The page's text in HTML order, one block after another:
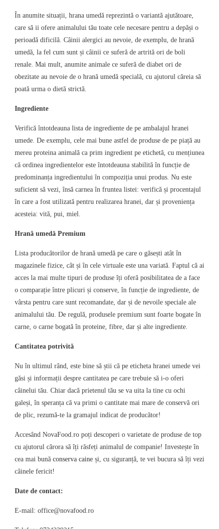
În anumite situații, hrana umedă reprezintă o variantă ajutătoare,
care să ii ofere animalului tău toate cele necesare pentru a depăși o
perioadă dificilă. Câinii alergici au nevoie, de exemplu, de hrană
umedă, la fel cum sunt și câinii ce suferă de artrită ori de boli
renale. Mai mult, anumite animale ce suferă de diabet ori de
obezitate au nevoie de o hrană umedă specială, cu ajutorul căreia să
poată urma o dietă strictă.
Ingrediente
Verifică întotdeauna lista de ingrediente de pe ambalajul hranei
umede. De exemplu, cele mai bune astfel de produse de pe piață au
mereu proteina animală ca prim ingredient pe etichetă, cu mențiunea
că ordinea ingredientelor este întotdeauna stabilită în funcție de
predominanța ingredientului în compoziția unui produs. Nu este
suficient să vezi, însă carnea în fruntea listei: verifică și procentajul
în care a fost utilizată pentru realizarea hranei, dar și proveniența
acesteia: vită, pui, miel.
Hrană umedă Premium
Lista producătorilor de hrană umedă pe care o găsești atât în
magazinele fizice, cât și în cele virtuale este una variată. Faptul că ai
acces la mai multe tipuri de produse îți oferă posibilitatea de a face
o comparație între plicuri și conserve, în funcție de ingrediente, de
vârsta pentru care sunt recomandate, dar și de nevoile speciale ale
animalului tău. De regulă, produsele premium sunt foarte bogate în
carne, o carne bogată în proteine, fibre, dar și alte ingrediente.
Cantitatea potrivită
Nu în ultimul rând, este bine să știi că pe eticheta hranei umede vei
găsi și informații despre cantitatea pe care trebuie să i-o oferi
câinelui tău. Chiar dacă prietenul tău se va uita la tine cu ochi
galeși, în speranța că va primi o cantitate mai mare de conservă ori
de plic, rezumă-te la gramajul indicat de producător!
Accesând NovaFood.ro poți descoperi o varietate de produse de top
cu ajutorul cărora să îți răsfeți animalul de companie! Investește în
cea mai bună conserva caine și, cu siguranță, te vei bucura să îți vezi
câinele fericit!
Date de contact:
E-mail: office@novafood.ro